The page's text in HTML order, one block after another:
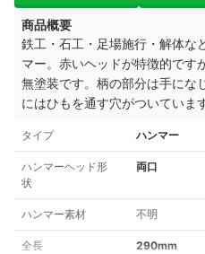
商品概要
鉄工・石工・足場施行・解体な
マー。 赤いヘッドが特徴的です
無塗装です。柄の部分は手にな
にはひもを通す穴がついています
タイプ ハンマー
ハンマーヘッド形
状
両口
ハンマー素材 不明
全長 290mm